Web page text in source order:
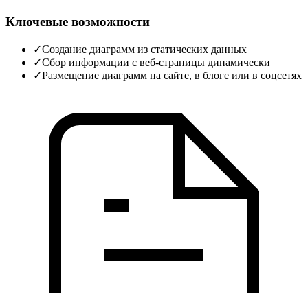
Ключевые возможности
✓Создание диаграмм из статических данных
✓Сбор информации с веб-страницы динамически
✓Размещение диаграмм на сайте, в блоге или в соцсетях